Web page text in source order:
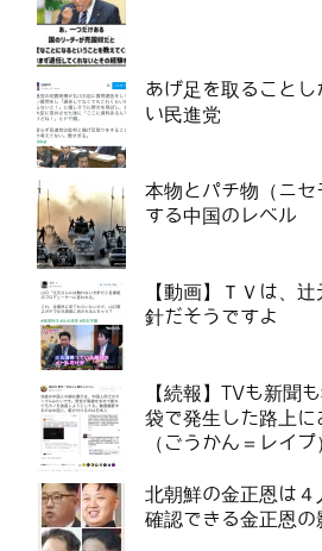
あげ足を取ること
い民進党
本物とパチ物（ニ
する中国のレベル
【動画】ＴＶは、
針だそうですよ
【続報】TVも新聞
袋で発生した路上
（ごうかん＝レイ
北朝鮮の金正恩は
確認できる金正恩の